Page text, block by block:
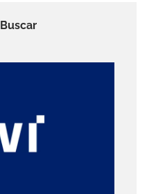
Buscar